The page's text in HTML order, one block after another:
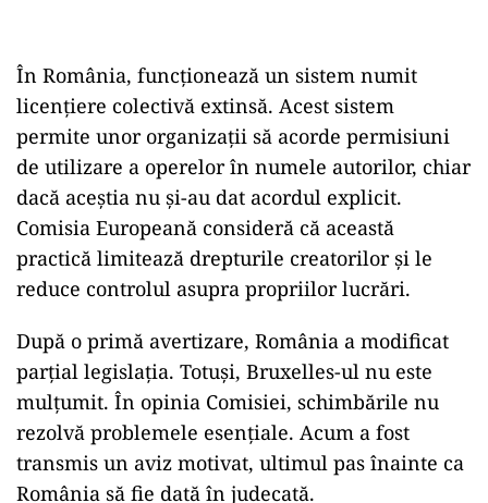
În România, funcționează un sistem numit
licențiere colectivă extinsă. Acest sistem
permite unor organizații să acorde permisiuni
de utilizare a operelor în numele autorilor, chiar
dacă aceștia nu și-au dat acordul explicit.
Comisia Europeană consideră că această
practică limitează drepturile creatorilor și le
reduce controlul asupra propriilor lucrări.
După o primă avertizare, România a modificat
parțial legislația. Totuși, Bruxelles-ul nu este
mulțumit. În opinia Comisiei, schimbările nu
rezolvă problemele esențiale. Acum a fost
transmis un aviz motivat, ultimul pas înainte ca
România să fie dată în judecată.